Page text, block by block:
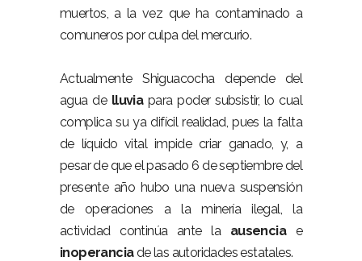
muertos, a la vez que ha contaminado a
comuneros por culpa del mercurio.
Actualmente Shiguacocha depende del
agua de lluviapara poder subsistir, lo cual
complica su ya difícil realidad, pues la falta
de líquido vital impide criar ganado, y, a
pesar de que el pasado 6 de septiembre del
presente año hubo una nueva suspensión
de operaciones a la minería ilegal, la
actividad continúa ante la ausenciae
inoperanciade las autoridades estatales.